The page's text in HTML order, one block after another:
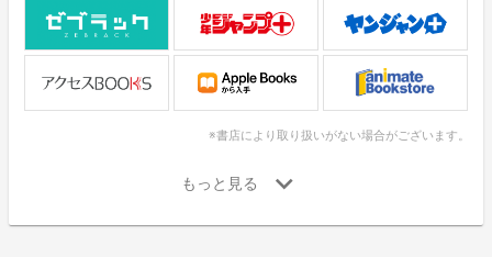
※書店により取り扱いがない場合がございます。